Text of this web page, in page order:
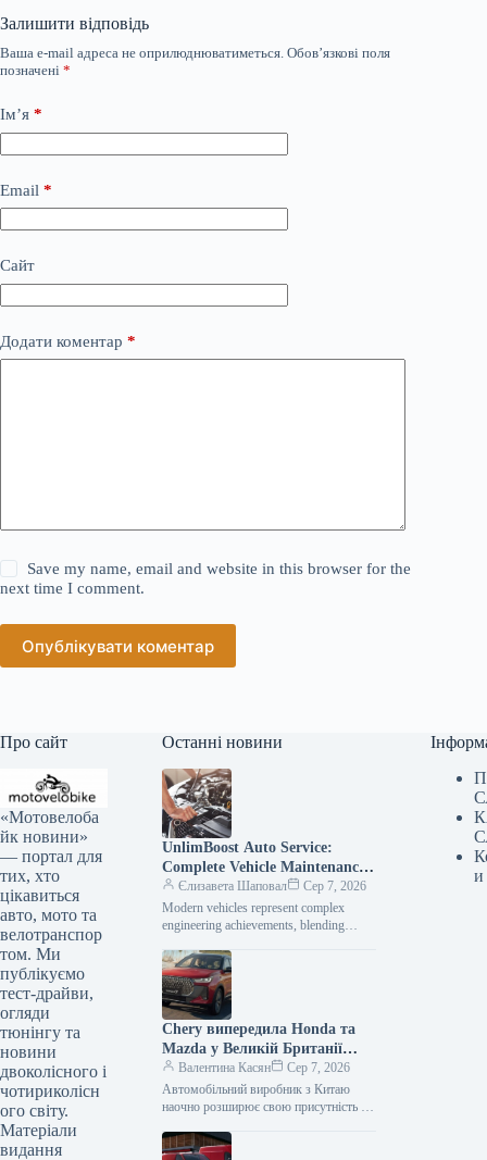
Залишити відповідь
Ваша e-mail адреса не оприлюднюватиметься. Обов’язкові поля
позначені *
Ім’я *
Email *
Сайт
Додати коментар *
Save my name, email and website in this browser for the
next time I comment.
Опублікувати коментар
Про сайт
«Мотовелоба
йк новини»
— портал для
тих, хто
цікавиться
авто, мото та
велотранспор
том. Ми
публікуємо
тест-драйви,
огляди
тюнінгу та
новини
двоколісного і
чотириколісн
ого світу.
Матеріали
видання
Останні новини
UnlimBoost Auto Service:
Complete Vehicle Maintenance
& ECU Tuning
Єлизавета Шаповал
Сер 7, 2026
Modern vehicles represent complex
engineering achievements, blending
with intricate electronic management
systems. When searching for specialized
car…
Chery випередила Honda та
Mazda у Великій Британії
лише за рік після своєї появи
на ринку.
Валентина Касян
Сер 7, 2026
Автомобільний виробник з Китаю
наочно розширює свою присутність на
відсоткову частку менш ніж за 12
и